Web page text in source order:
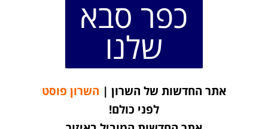
כפר סבא
שלנו
אתר החדשות של השרון | השרון פוסט
לפני כולם!